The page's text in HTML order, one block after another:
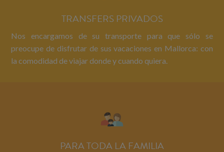
TRANSFERS PRIVADOS
Nos encargamos de su transporte para que sólo se
preocupe de disfrutar de sus vacaciones en Mallorca: con
la comodidad de viajar donde y cuando quiera.
PARA TODA LA FAMILIA